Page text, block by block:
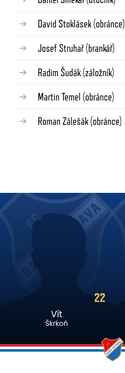
David Stoklásek (obránce)
Josef Struhař(brankář)
Radim Šudák (záložník)
Martin Temel (obránce)
Roman Zálešák (obránce)
21
Michal
Kohút